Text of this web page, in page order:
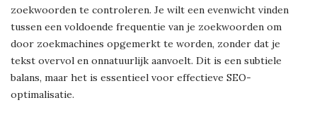
zoekwoorden te controleren. Je wilt een evenwicht vinden
tussen een voldoende frequentie van je zoekwoorden om
door zoekmachines opgemerkt te worden, zonder dat je
tekst overvol en onnatuurlijk aanvoelt. Dit is een subtiele
balans, maar het is essentieel voor effectieve SEO-
optimalisatie.